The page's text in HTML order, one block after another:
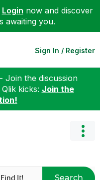
Login now and discover
awaiting you.
Sign In / Register
Join the discussion
kicks: Join the
Search